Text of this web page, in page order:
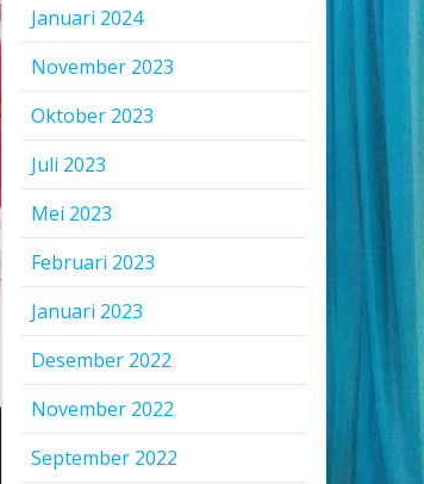
Januari 2024
November 2023
Oktober 2023
Juli 2023
Mei 2023
Februari 2023
Januari 2023
Desember 2022
November 2022
September 2022